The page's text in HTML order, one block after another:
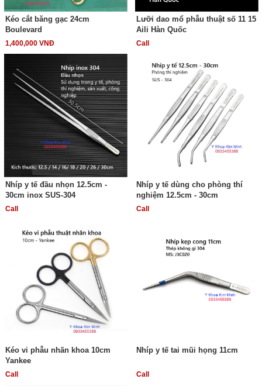
Kéo cắt băng gạc 24cm
Boulevard
1,400,000 VNĐ
Lưỡi dao mổ phẫu thuật số 11 15
Aili Hàn Quốc
Call
Nhíp y tế đầu nhọn 12.5cm -
30cm inox SUS-304
Call
Nhíp y tế dùng cho phòng thí
nghiệm 12.5cm - 30cm
Call
Kéo vi phẫu nhãn khoa 10cm
Yankee
Call
Nhíp y tế tai mũi họng 11cm
Call